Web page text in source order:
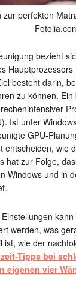
zur perfekten
bezieht
besteht darin,
zu können.
Ist unter
GPU-
entscheiden, wie
hat zur Folge,
Windows und in
werden, was
ist, wie der
Tipps bei
eigenen vier